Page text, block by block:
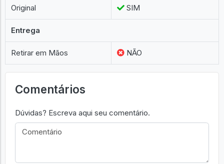
Original SIM
Entrega
Retirar em Mãos NÃO
Comentários
Dúvidas? Escreva aqui seu comentário.